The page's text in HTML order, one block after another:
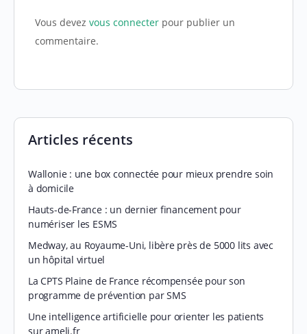
Vous devez vous connecter pour publier un
commentaire.
Articles récents
Wallonie : une box connectée pour mieux prendre soin
à domicile
Hauts-de-France : un dernier financement pour
numériser les ESMS
Medway, au Royaume-Uni, libère près de 5000 lits avec
un hôpital virtuel
La CPTS Plaine de France récompensée pour son
programme de prévention par SMS
Une intelligence artificielle pour orienter les patients
sur ameli.fr